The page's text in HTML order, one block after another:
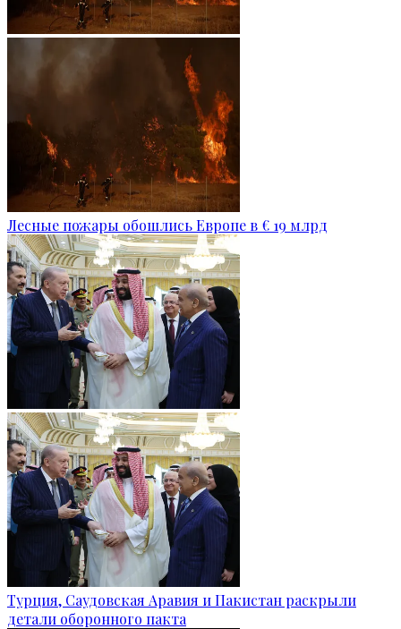
Лесные пожары обошлись Европе в € 19 млрд
Турция, Саудовская Аравия и Пакистан раскрыли
детали оборонного пакта